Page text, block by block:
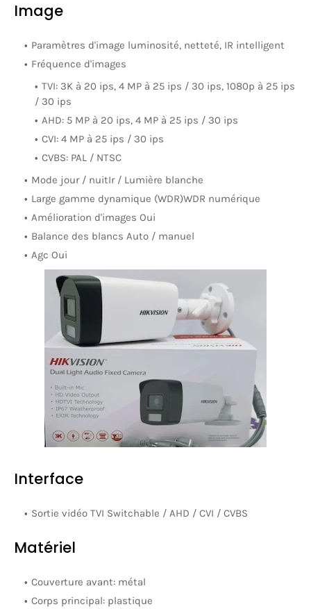
Image
Paramètres d'image luminosité, netteté, IR intelligent
Fréquence d'images
TVI: 3K à 20 ips, 4 MP à 25 ips / 30 ips, 1080p à 25 ips
/ 30 ips
AHD: 5 MP à 20 ips, 4 MP à 25 ips / 30 ips
CVI: 4 MP à 25 ips / 30 ips
CVBS: PAL / NTSC
Mode jour / nuitIr / Lumière blanche
Large gamme dynamique (WDR)WDR numérique
Amélioration d'images Oui
Balance des blancs Auto / manuel
Agc Oui
Interface
Sortie vidéo TVI Switchable / AHD / CVI / CVBS
Matériel
Couverture avant: métal
Corps principal: plastique